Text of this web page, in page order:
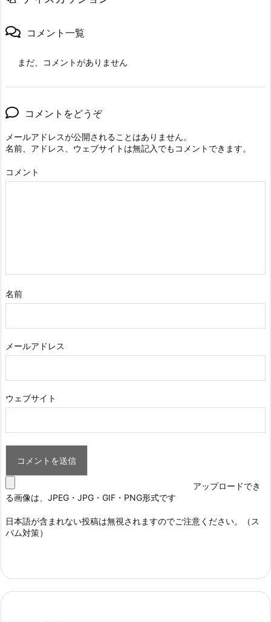
コメント一覧
まだ、コメントがありません
コメントをどうぞ
メールアドレスが公開されることはありません。
名前、アドレス、ウェブサイトは無記入でもコメントできます。
コメント
名前
メールアドレス
ウェブサイト
アップロードでき
る画像は、JPEG・JPG・GIF・PNG形式です
日本語が含まれない投稿は無視されますのでご注意ください。（ス
パム対策）